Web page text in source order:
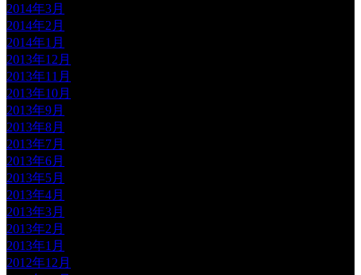
2014年3月
2014年2月
2014年1月
2013年12月
2013年11月
2013年10月
2013年9月
2013年8月
2013年7月
2013年6月
2013年5月
2013年4月
2013年3月
2013年2月
2013年1月
2012年12月